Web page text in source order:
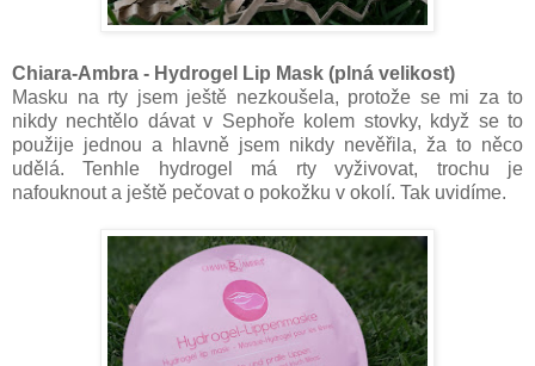
Chiara-Ambra - Hydrogel Lip Mask (plná velikost)
Masku na rty jsem ještě nezkoušela, protože se mi za to
nikdy nechtělo dávat v Sephoře kolem stovky, když se to
použije jednou a hlavně jsem nikdy nevěřila, ža to něco
udělá. Tenhle hydrogel má rty vyživovat, trochu je
nafouknout a ještě pečovat o pokožku v okolí. Tak uvidíme.